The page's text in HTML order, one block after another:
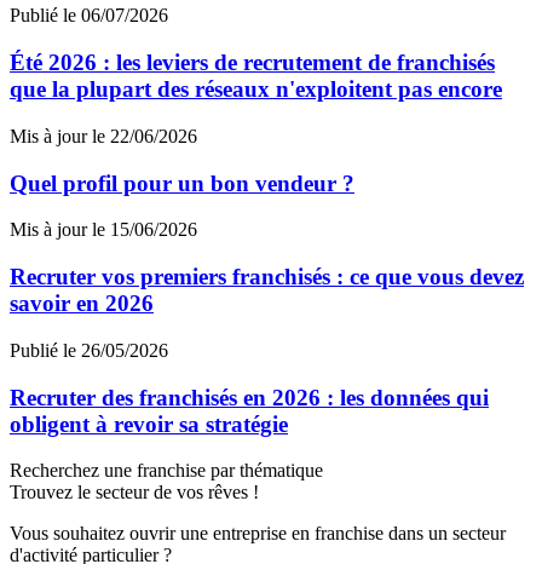
Publié le 06/07/2026
Été 2026 : les leviers de recrutement de franchisés
que la plupart des réseaux n'exploitent pas encore
Mis à jour le 22/06/2026
Quel profil pour un bon vendeur ?
Mis à jour le 15/06/2026
Recruter vos premiers franchisés : ce que vous devez
savoir en 2026
Publié le 26/05/2026
Recruter des franchisés en 2026 : les données qui
obligent à revoir sa stratégie
Recherchez une franchise par thématique
Trouvez le secteur de vos rêves !
Vous souhaitez ouvrir une entreprise en franchise dans un secteur
d'activité particulier ?